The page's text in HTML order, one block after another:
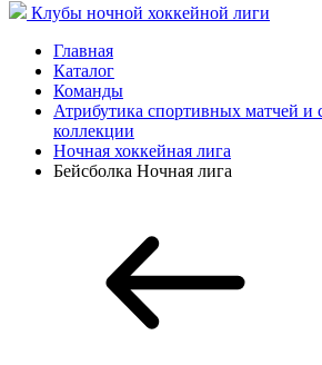
Клубы ночной хоккейной лиги
Главная
Каталог
Команды
Атрибутика спортивных матчей и
коллекции
Ночная хоккейная лига
Бейсболка Ночная лига